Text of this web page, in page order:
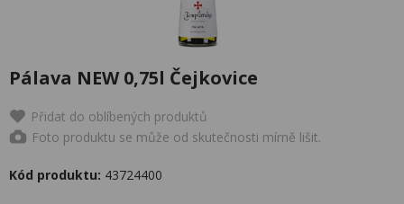
Pálava NEW 0,75l Čejkovice
Přidat do oblíbených produktů
Foto produktu se může od skutečnosti mírně lišit.
Kód produktu: 43724400